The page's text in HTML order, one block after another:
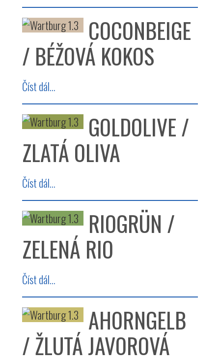
COCONBEIGE
/ BÉŽOVÁ KOKOS
Číst dál...
GOLDOLIVE /
ZLATÁ OLIVA
Číst dál...
RIOGRÜN /
ZELENÁ RIO
Číst dál...
AHORNGELB
/ ŽLUTÁ JAVOROVÁ